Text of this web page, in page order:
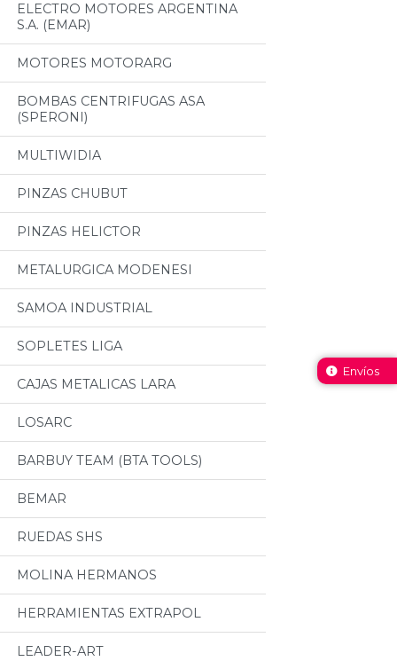
ELECTRO MOTORES ARGENTINA
S.A. (EMAR)
MOTORES MOTORARG
BOMBAS CENTRIFUGAS ASA
(SPERONI)
MULTIWIDIA
PINZAS CHUBUT
PINZAS HELICTOR
METALURGICA MODENESI
SAMOA INDUSTRIAL
SOPLETES LIGA
CAJAS METALICAS LARA
LOSARC
BARBUY TEAM (BTA TOOLS)
BEMAR
RUEDAS SHS
MOLINA HERMANOS
HERRAMIENTAS EXTRAPOL
LEADER-ART
Envíos